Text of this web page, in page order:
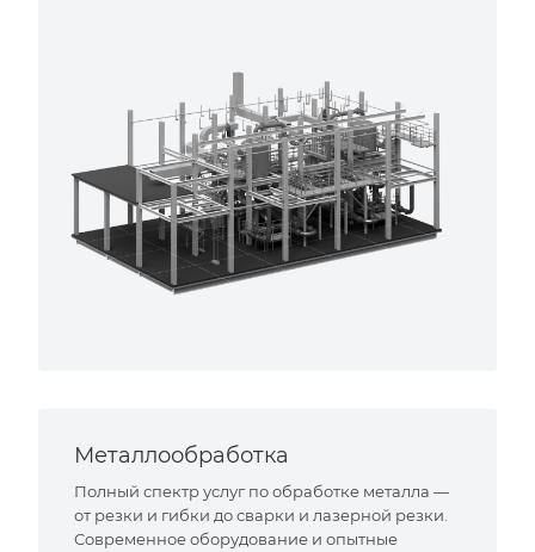
Металлообработка
Полный спектр услуг по обработке металла —
от резки и гибки до сварки и лазерной резки.
Современное оборудование и опытные